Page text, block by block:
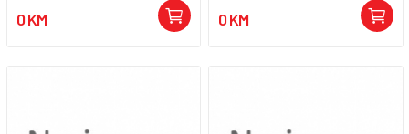
0 KM 0 KM